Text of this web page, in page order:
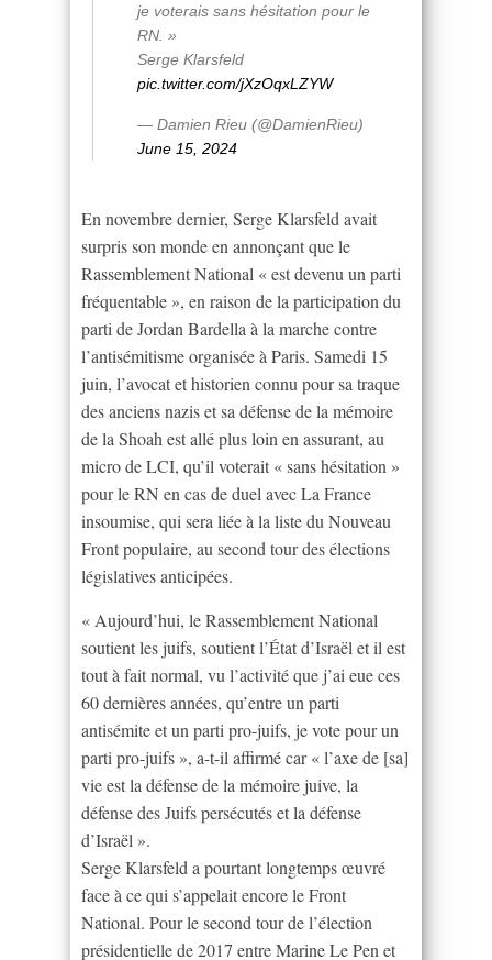
je voterais sans hésitation pour le
RN. »
Serge Klarsfeld
pic.twitter.com/jXzOqxLZYW
— Damien Rieu (@DamienRieu)
June 15, 2024
En novembre dernier, Serge Klarsfeld avait
surpris son monde en annonçant que le
Rassemblement National « est devenu un parti
fréquentable », en raison de la participation du
parti de Jordan Bardella à la marche contre
l’antisémitisme organisée à Paris. Samedi 15
juin, l’avocat et historien connu pour sa traque
des anciens nazis et sa défense de la mémoire
de la Shoah est allé plus loin en assurant, au
micro de LCI, qu’il voterait « sans hésitation »
pour le RN en cas de duel avec La France
insoumise, qui sera liée à la liste du Nouveau
Front populaire, au second tour des élections
législatives anticipées.
« Aujourd’hui, le Rassemblement National
soutient les juifs, soutient l’État d’Israël et il est
tout à fait normal, vu l’activité que j’ai eue ces
60 dernières années, qu’entre un parti
antisémite et un parti pro-juifs, je vote pour un
parti pro-juifs », a-t-il affirmé car « l’axe de [sa]
vie est la défense de la mémoire juive, la
défense des Juifs persécutés et la défense
d’Israël ».
Serge Klarsfeld a pourtant longtemps œuvré
face à ce qui s’appelait encore le Front
National. Pour le second tour de l’élection
présidentielle de 2017 entre Marine Le Pen et